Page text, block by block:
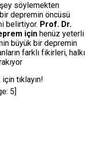
söylemekten
depremin öncüsü
belirtiyor. Prof. Dr.
için henüz yeterli
büyük bir depremin
farklı fikirleri, halkı
tıklayın!
5]